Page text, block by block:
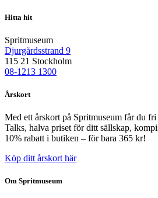
Hitta hit
Spritmuseum
Djurgårdsstrand 9
115 21 Stockholm
08-1213 1300
Årskort
Med ett årskort på Spritmuseum får du
Talks, halva priset för ditt sällskap,
10% rabatt i butiken – för bara 365 kr!
Köp ditt årskort här
Om Spritmuseum